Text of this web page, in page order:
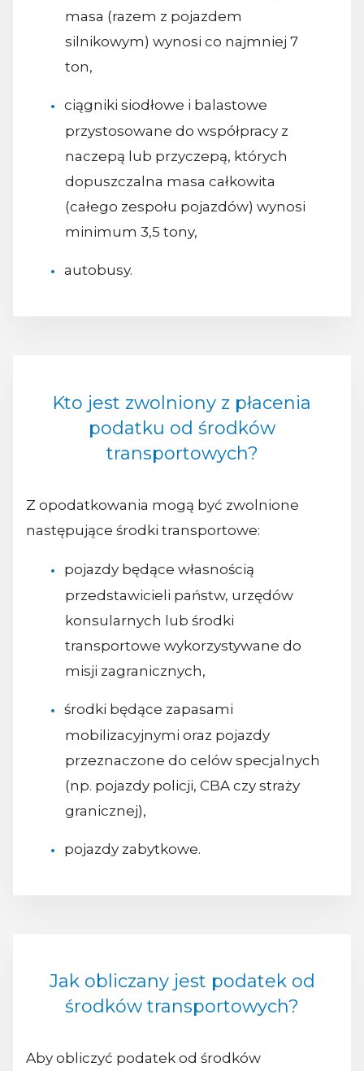
masa (razem z pojazdem
silnikowym) wynosi co najmniej 7
ton,
ciągniki siodłowe i balastowe
przystosowane do współpracy z
naczepą lub przyczepą, których
dopuszczalna masa całkowita
(całego zespołu pojazdów) wynosi
minimum 3,5 tony,
autobusy.
Kto jest zwolniony z płacenia
podatku od środków
transportowych?
Z opodatkowania mogą być zwolnione
następujące środki transportowe:
pojazdy będące własnością
przedstawicieli państw, urzędów
konsularnych lub środki
transportowe wykorzystywane do
misji zagranicznych,
środki będące zapasami
mobilizacyjnymi oraz pojazdy
przeznaczone do celów specjalnych
(np. pojazdy policji, CBA czy straży
granicznej),
pojazdy zabytkowe.
Jak obliczany jest podatek od
środków transportowych?
Aby obliczyć podatek od środków